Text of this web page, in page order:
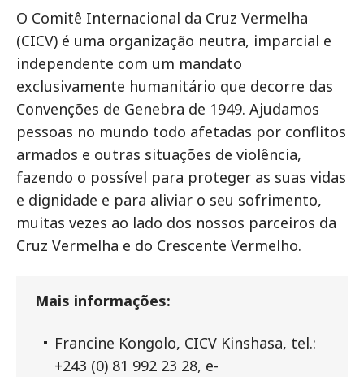
O Comitê Internacional da Cruz Vermelha
(CICV) é uma organização neutra, imparcial e
independente com um mandato
exclusivamente humanitário que decorre das
Convenções de Genebra de 1949. Ajudamos
pessoas no mundo todo afetadas por conflitos
armados e outras situações de violência,
fazendo o possível para proteger as suas vidas
e dignidade e para aliviar o seu sofrimento,
muitas vezes ao lado dos nossos parceiros da
Cruz Vermelha e do Crescente Vermelho.
Mais informações:
Francine Kongolo, CICV Kinshasa, tel.:
+243 (0) 81 992 23 28, e-